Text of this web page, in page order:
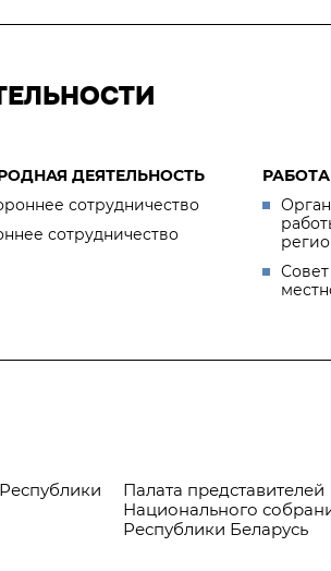
ДЕЯТЕЛЬНОСТЬ
сотрудничество
сотрудничество
Палата представителей
Национального
Республики Беларусь